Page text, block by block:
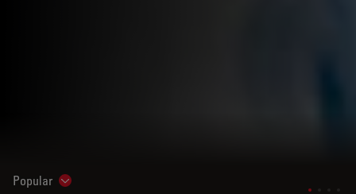
Popular Show subnavigation